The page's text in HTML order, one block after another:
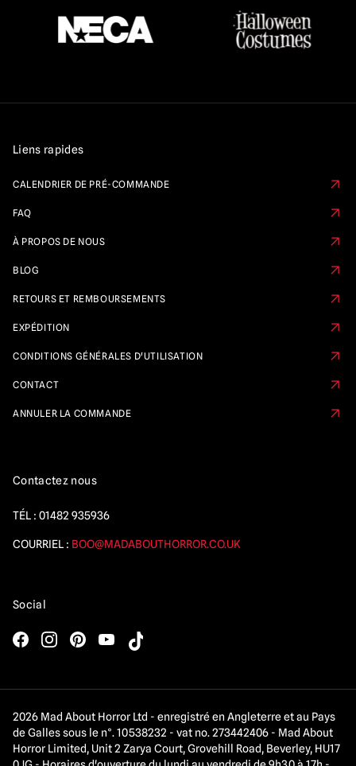
Liens rapides
CALENDRIER DE PRÉ-COMMANDE
FAQ
À PROPOS DE NOUS
BLOG
RETOURS ET REMBOURSEMENTS
EXPÉDITION
CONDITIONS GÉNÉRALES D'UTILISATION
CONTACT
ANNULER LA COMMANDE
Contactez nous
TÉL : 01482 935936
COURRIEL : BOO@MADABOUTHORROR.CO.UK
Social
2026 Mad About Horror Ltd - enregistré en Angleterre et au Pays
de Galles sous le n°. 10538232 - vat no. 273442406 - Mad About
Horror Limited, Unit 2 Zarya Court, Grovehill Road, Beverley, HU17